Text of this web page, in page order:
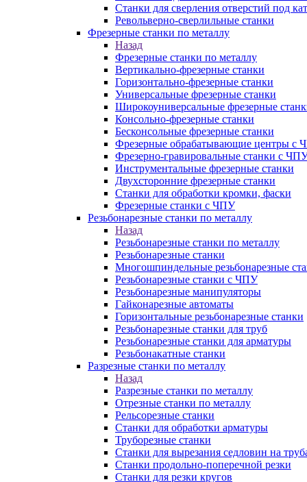
Станки для сверления отверстий под
Револьверно-сверлильные станки
Фрезерные станки по металлу
Назад
Фрезерные станки по металлу
Вертикально-фрезерные станки
Горизонтально-фрезерные станки
Универсальные фрезерные станки
Широкоуниверсальные фрезерные
Консольно-фрезерные станки
Бесконсольные фрезерные станки
Фрезерные обрабатывающие центры с
Фрезерно-гравировальные станки с
Инструментальные фрезерные станки
Двухсторонние фрезерные станки
Станки для обработки кромки, фаски
Фрезерные станки с ЧПУ
Резьбонарезные станки по металлу
Назад
Резьбонарезные станки по металлу
Резьбонарезные станки
Многошпиндельные резьбонарезные
Резьбонарезные станки с ЧПУ
Резьбонарезные манипуляторы
Гайконарезные автоматы
Горизонтальные резьбонарезные станки
Резьбонарезные станки для труб
Резьбонарезные станки для арматуры
Резьбонакатные станки
Разрезные станки по металлу
Назад
Разрезные станки по металлу
Отрезные станки по металлу
Рельсорезные станки
Станки для обработки арматуры
Труборезные станки
Станки для вырезания седловин на
Станки продольно-поперечной резки
Станки для резки кругов